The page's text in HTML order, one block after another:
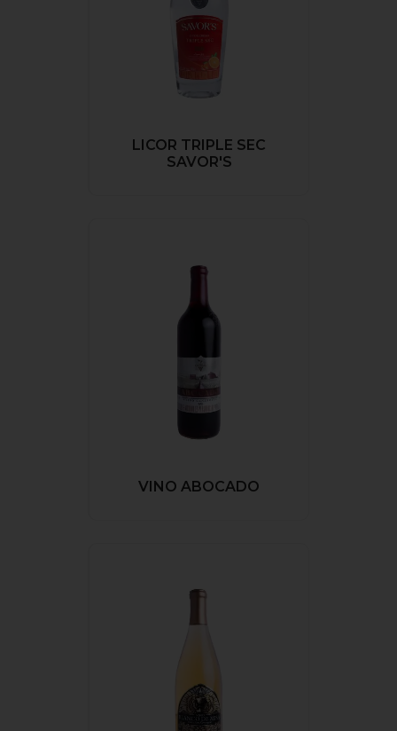
LICOR TRIPLE SEC
SAVOR'S
VINO ABOCADO